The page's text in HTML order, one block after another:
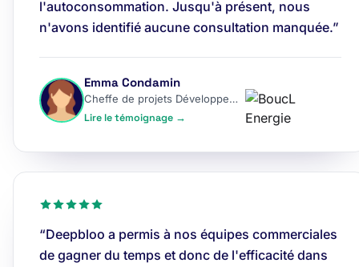
l'autoconsommation. Jusqu'à présent, nous
n'avons identifié aucune consultation manquée.”
Emma Condamin
Cheffe de projets Développement
Lire le témoignage →
“Deepbloo a permis à nos équipes commerciales
de gagner du temps et donc de l'efficacité dans